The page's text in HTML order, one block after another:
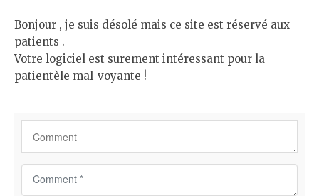
Bonjour , je suis désolé mais ce site est réservé aux
patients .
Votre logiciel est surement intéressant pour la
patientèle mal-voyante !